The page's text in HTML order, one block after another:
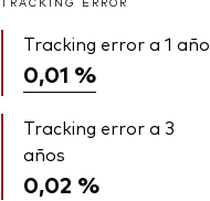
Tracking error a 1 año
0,01 %
Tracking error a 3
años
0,02 %